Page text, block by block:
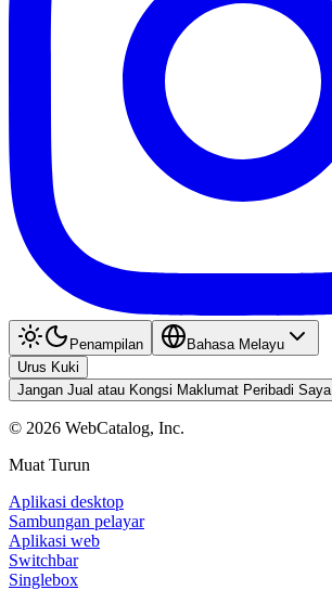
Penampilan
Bahasa Melayu
Urus Kuki
Jangan Jual atau Kongsi Maklumat Peribadi Saya
© 2026 WebCatalog, Inc.
Muat Turun
Aplikasi desktop
Sambungan pelayar
Aplikasi web
Switchbar
Singlebox